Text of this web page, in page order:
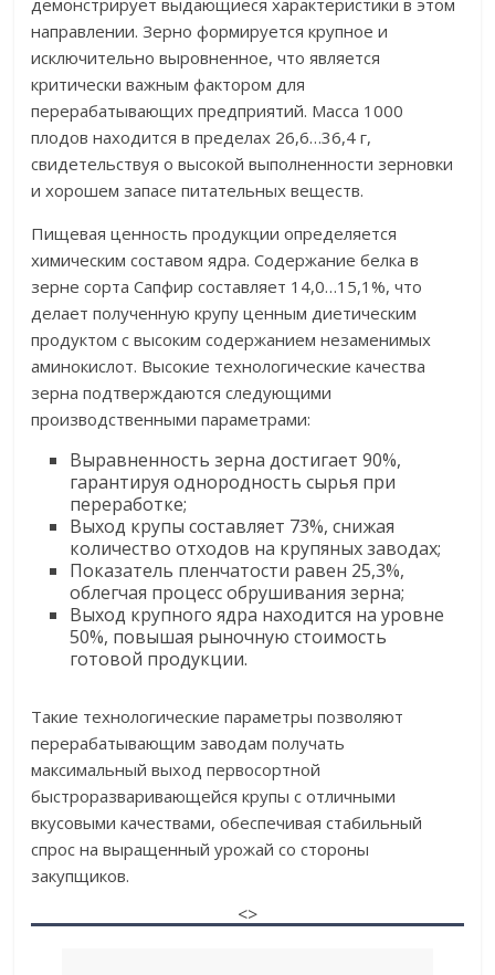
направлении. Зерно формируется крупное и
исключительно выровненное, что является
критически важным фактором для
перерабатывающих предприятий. Масса 1000
плодов находится в пределах 26,6…36,4 г,
свидетельствуя о высокой выполненности зерновки
и хорошем запасе питательных веществ.
Пищевая ценность продукции определяется
химическим составом ядра. Содержание белка в
зерне сорта Сапфир составляет 14,0…15,1%, что
делает полученную крупу ценным диетическим
продуктом с высоким содержанием незаменимых
аминокислот. Высокие технологические качества
зерна подтверждаются следующими
производственными параметрами:
Выравненность зерна достигает 90%,
гарантируя однородность сырья при
переработке;
Выход крупы составляет 73%, снижая
количество отходов на крупяных заводах;
Показатель пленчатости равен 25,3%,
облегчая процесс обрушивания зерна;
Выход крупного ядра находится на уровне
50%, повышая рыночную стоимость
готовой продукции.
Такие технологические параметры позволяют
перерабатывающим заводам получать
максимальный выход первосортной
быстроразваривающейся крупы с отличными
вкусовыми качествами, обеспечивая стабильный
спрос на выращенный урожай со стороны
закупщиков.
<>